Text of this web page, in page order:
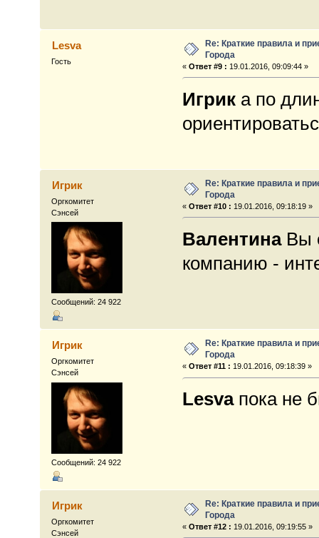
Lesva
Гость
Re: Краткие правила и
Города
« Ответ #9 : 19.01.2016, 09:09:44 »
Игрика по
Игрик
Оргкомитет
Сэнсей
Сообщений: 24 922
Re: Краткие правила и
Города
« Ответ #10 : 19.01.2016, 09:18:19 »
ВалентинаВы
компанию -
Игрик
Оргкомитет
Сэнсей
Сообщений: 24 922
Re: Краткие правила и
Города
« Ответ #11 : 19.01.2016, 09:18:39 »
Lesvaпока не
Игрик
Оргкомитет
Сэнсей
Re: Краткие правила и
Города
« Ответ #12 : 19.01.2016, 09:19:55 »